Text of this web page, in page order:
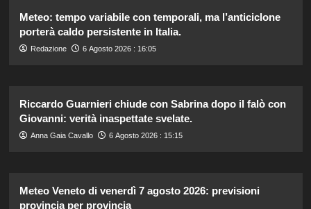
Meteo: tempo variabile con temporali, ma l’anticiclone
porterà caldo persistente in Italia.
Redazione 6 Agosto 2026 : 16:05
Riccardo Guarnieri chiude con Sabrina dopo il falò con
Giovanni: verità inaspettate svelate.
Anna Gaia Cavallo 6 Agosto 2026 : 15:15
Meteo Veneto di venerdì 7 agosto 2026: previsioni
provincia per provincia